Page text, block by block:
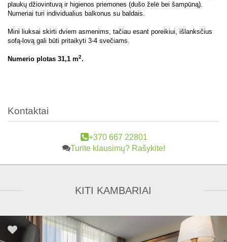
plaukų džiovintuvą ir higienos priemones (dušo želė bei šampūną).
Numeriai turi individualius balkonus su baldais.
Mini liuksai skirti dviem asmenims, tačiau esant poreikiui, išlanksčius
sofą-lovą gali būti pritaikyti 3-4 svečiams.
Numerio plotas 31,1 m2.
Kontaktai
+370 667 22801
Turite klausimų? Rašykite!
KITI KAMBARIAI